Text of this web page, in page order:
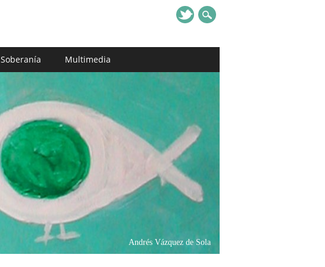
Soberanía Multimedia
Andrés Vázquez de Sola